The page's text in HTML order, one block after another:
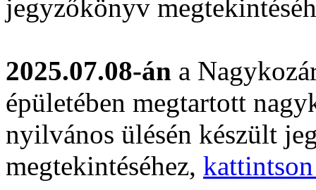
jegyzőkönyv
2025.07.08-án a
épületében megtartott
nyilvános ülésén készült
megtekintéséhez,